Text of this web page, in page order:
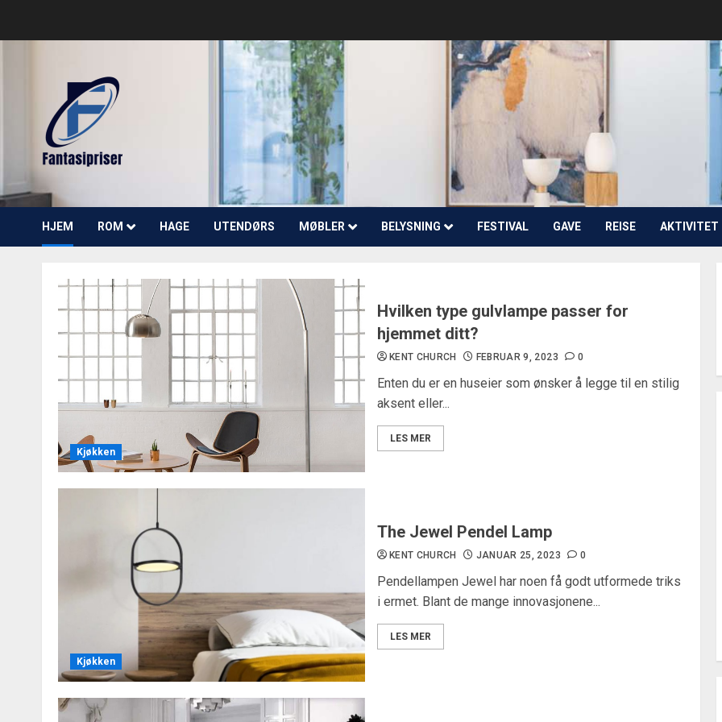
HJEM ROM HAGE UTENDØRS MØBLER BELYSNING FESTIVAL GAVE REISE AKTIVITET
Kjøkken
Hvilken type gulvlampe passer for
hjemmet ditt?
KENT CHURCH FEBRUAR 9, 2023 0
Enten du er en huseier som ønsker å legge til en stilig
aksent eller...
LES MER
Kjøkken
The Jewel Pendel Lamp
KENT CHURCH JANUAR 25, 2023 0
Pendellampen Jewel har noen få godt utformede triks
i ermet. Blant de mange innovasjonene...
LES MER
Bordlampe
Bedside nattbord wabi-sabi
sprekker vulkansk stein bordlampe
KENT CHURCH 0
Bordlampe
Wabi Sabi: Aldret messing trådløs
lampe